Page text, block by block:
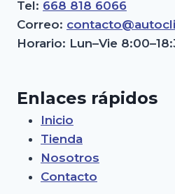
Tel: 668 818 6066
Correo:
Horario: Lun–Vie
Enlaces rápidos
Inicio
Tienda
Nosotros
Contacto